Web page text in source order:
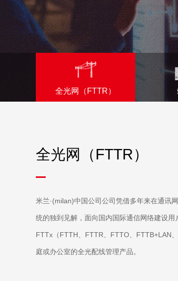
全光网（FTTR）
全光网（FTTR）
米兰·(milan)中国公司公司凭借多年来在通讯
统的独到见解，面向国内国际通信网络建设
FTTx（FTTH、FTTR、FTTO、FTTB+LAN
庭或办公室的全光配线管理产品。